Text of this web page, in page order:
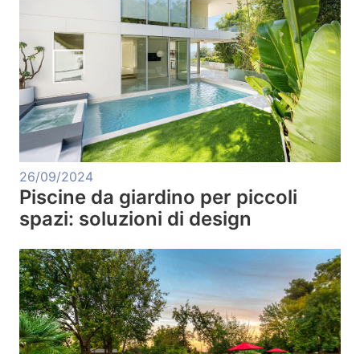
26/09/2024
Piscine da giardino per piccoli
spazi: soluzioni di design